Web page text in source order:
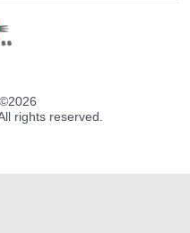
2026
rights reserved.